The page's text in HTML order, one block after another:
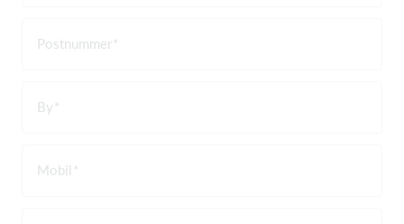
Postnummer
By
Mobil